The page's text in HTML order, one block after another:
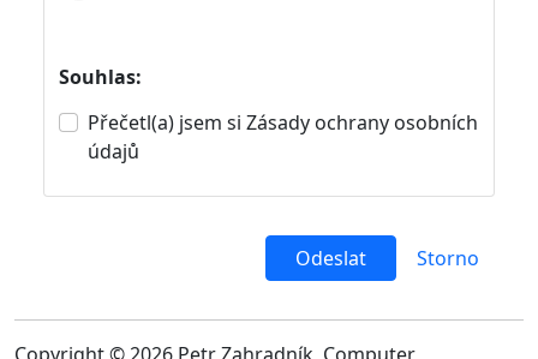
Souhlas:
Přečetl(a) jsem si Zásady ochrany osobních
údajů
Odeslat Storno